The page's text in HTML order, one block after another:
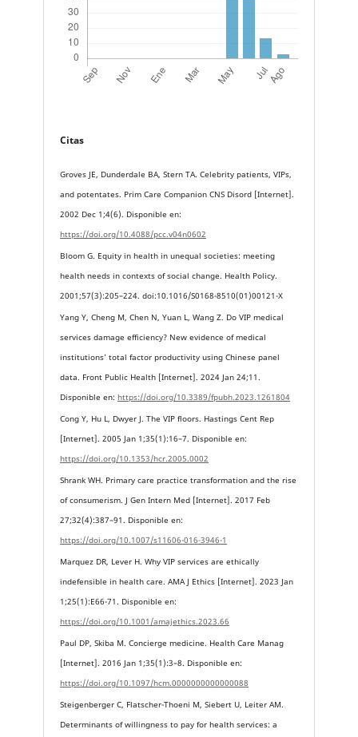
Citas
Groves JE, Dunderdale BA, Stern TA. Celebrity patients, VIPs,
and potentates. Prim Care Companion CNS Disord [Internet].
2002 Dec 1;4(6). Disponible en:
https://doi.org/10.4088/pcc.v04n0602
Bloom G. Equity in health in unequal societies: meeting
health needs in contexts of social change. Health Policy.
2001;57(3):205–224. doi:10.1016/S0168-8510(01)00121-X
Yang Y, Cheng M, Chen N, Yuan L, Wang Z. Do VIP medical
services damage efficiency? New evidence of medical
institutions’ total factor productivity using Chinese panel
data. Front Public Health [Internet]. 2024 Jan 24;11.
Disponible en: https://doi.org/10.3389/fpubh.2023.1261804
Cong Y, Hu L, Dwyer J. The VIP floors. Hastings Cent Rep
[Internet]. 2005 Jan 1;35(1):16–7. Disponible en:
https://doi.org/10.1353/hcr.2005.0002
Shrank WH. Primary care practice transformation and the rise
of consumerism. J Gen Intern Med [Internet]. 2017 Feb
27;32(4):387–91. Disponible en:
https://doi.org/10.1007/s11606-016-3946-1
Marquez DR, Lever H. Why VIP services are ethically
indefensible in health care. AMA J Ethics [Internet]. 2023 Jan
1;25(1):E66-71. Disponible en:
https://doi.org/10.1001/amajethics.2023.66
Paul DP, Skiba M. Concierge medicine. Health Care Manag
[Internet]. 2016 Jan 1;35(1):3–8. Disponible en:
https://doi.org/10.1097/hcm.0000000000000088
Steigenberger C, Flatscher-Thoeni M, Siebert U, Leiter AM.
Determinants of willingness to pay for health services: a